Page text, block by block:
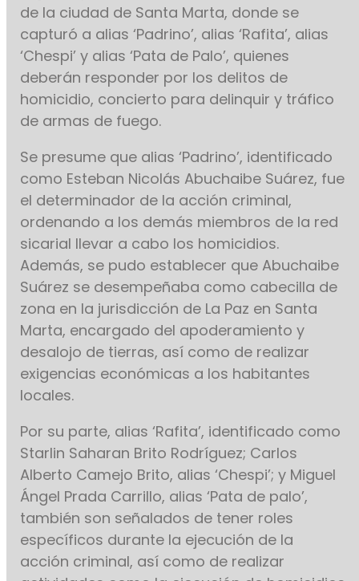
de la ciudad de Santa Marta, donde se
capturó a alias ‘Padrino’, alias ‘Rafita’, alias
‘Chespi’ y alias ‘Pata de Palo’, quienes
deberán responder por los delitos de
homicidio, concierto para delinquir y tráfico
de armas de fuego.
Se presume que alias ‘Padrino’, identificado
como Esteban Nicolás Abuchaibe Suárez, fue
el determinador de la acción criminal,
ordenando a los demás miembros de la red
sicarial llevar a cabo los homicidios.
Además, se pudo establecer que Abuchaibe
Suárez se desempeñaba como cabecilla de
zona en la jurisdicción de La Paz en Santa
Marta, encargado del apoderamiento y
desalojo de tierras, así como de realizar
exigencias económicas a los habitantes
locales.
Por su parte, alias ‘Rafita’, identificado como
Starlin Saharan Brito Rodríguez; Carlos
Alberto Camejo Brito, alias ‘Chespi’; y Miguel
Ángel Prada Carrillo, alias ‘Pata de palo’,
también son señalados de tener roles
específicos durante la ejecución de la
acción criminal, así como de realizar